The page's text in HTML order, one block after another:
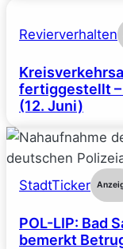
Revierverhalten
fertiggestellt –
(12. Juni)
StadtTicker
POL-LIP: Bad
bemerkt